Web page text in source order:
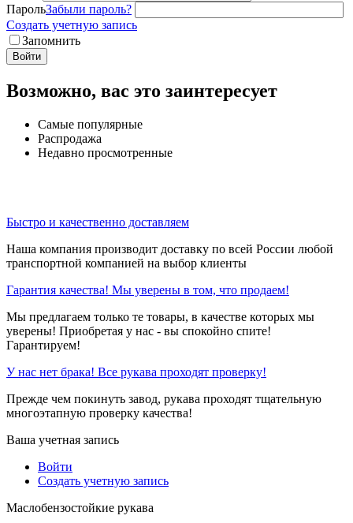
ПарольЗабыли пароль?
Создать учетную запись
Запомнить
Войти
Возможно, вас это заинтересует
Самые популярные
Распродажа
Недавно просмотренные
Быстро и качественно доставляем
Наша компания производит доставку по всей России любой
транспортной компанией на выбор клиенты
Гарантия качества! Мы уверены в том, что продаем!
Мы предлагаем только те товары, в качестве которых мы
уверены! Приобретая у нас - вы спокойно спите!
Гарантируем!
У нас нет брака! Все рукава проходят проверку!
Прежде чем покинуть завод, рукава проходят тщательную
многоэтапную проверку качества!
Ваша учетная запись
Войти
Создать учетную запись
Маслобензостойкие рукава